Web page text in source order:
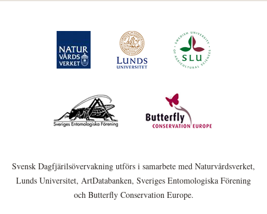
Svensk Dagfjärilsövervakning utförs i samarbete med Naturvårdsverket,
Lunds Universitet, ArtDatabanken, Sveriges Entomologiska Förening
och Butterfly Conservation Europe.